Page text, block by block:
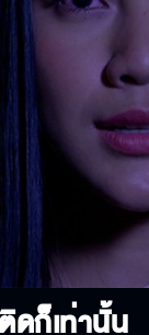
ดก็เท่านั้น